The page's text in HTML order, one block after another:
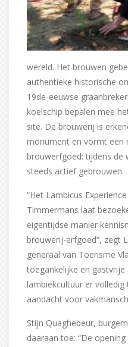
wereld. Het brouwen
authentieke historische
19de-eeuwse
koelschip bepalen mee
site. De brouwerij is
monument en vormt een
brouwerfgoed: tijdens de
steeds actief gebrouwen.
“Het Lambicus
Timmermans laat
eigentijdse manier
brouwerij-erfgoed”, zegt
generaal van Toerisme
toegankelijke en
lambiekcultuur er
aandacht voor
Stijn Quaghebeur,
daaraan toe: “De